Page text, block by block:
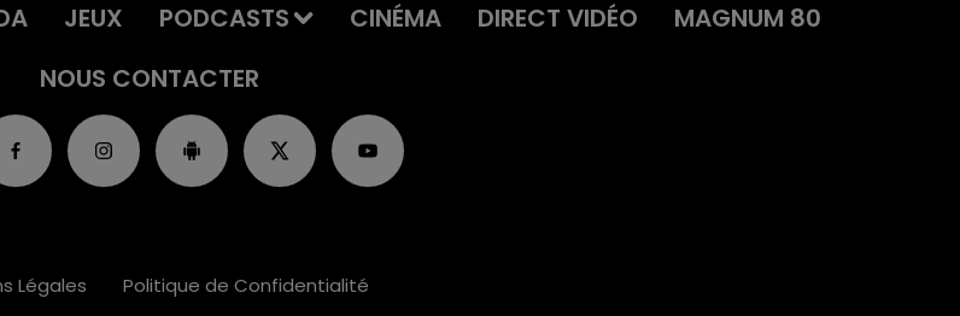
JEUX PODCASTS CINÉMA DIRECT VIDÉO
MAGNUM 80
NOUS CONTACTER
Légales Politique de Confidentialité